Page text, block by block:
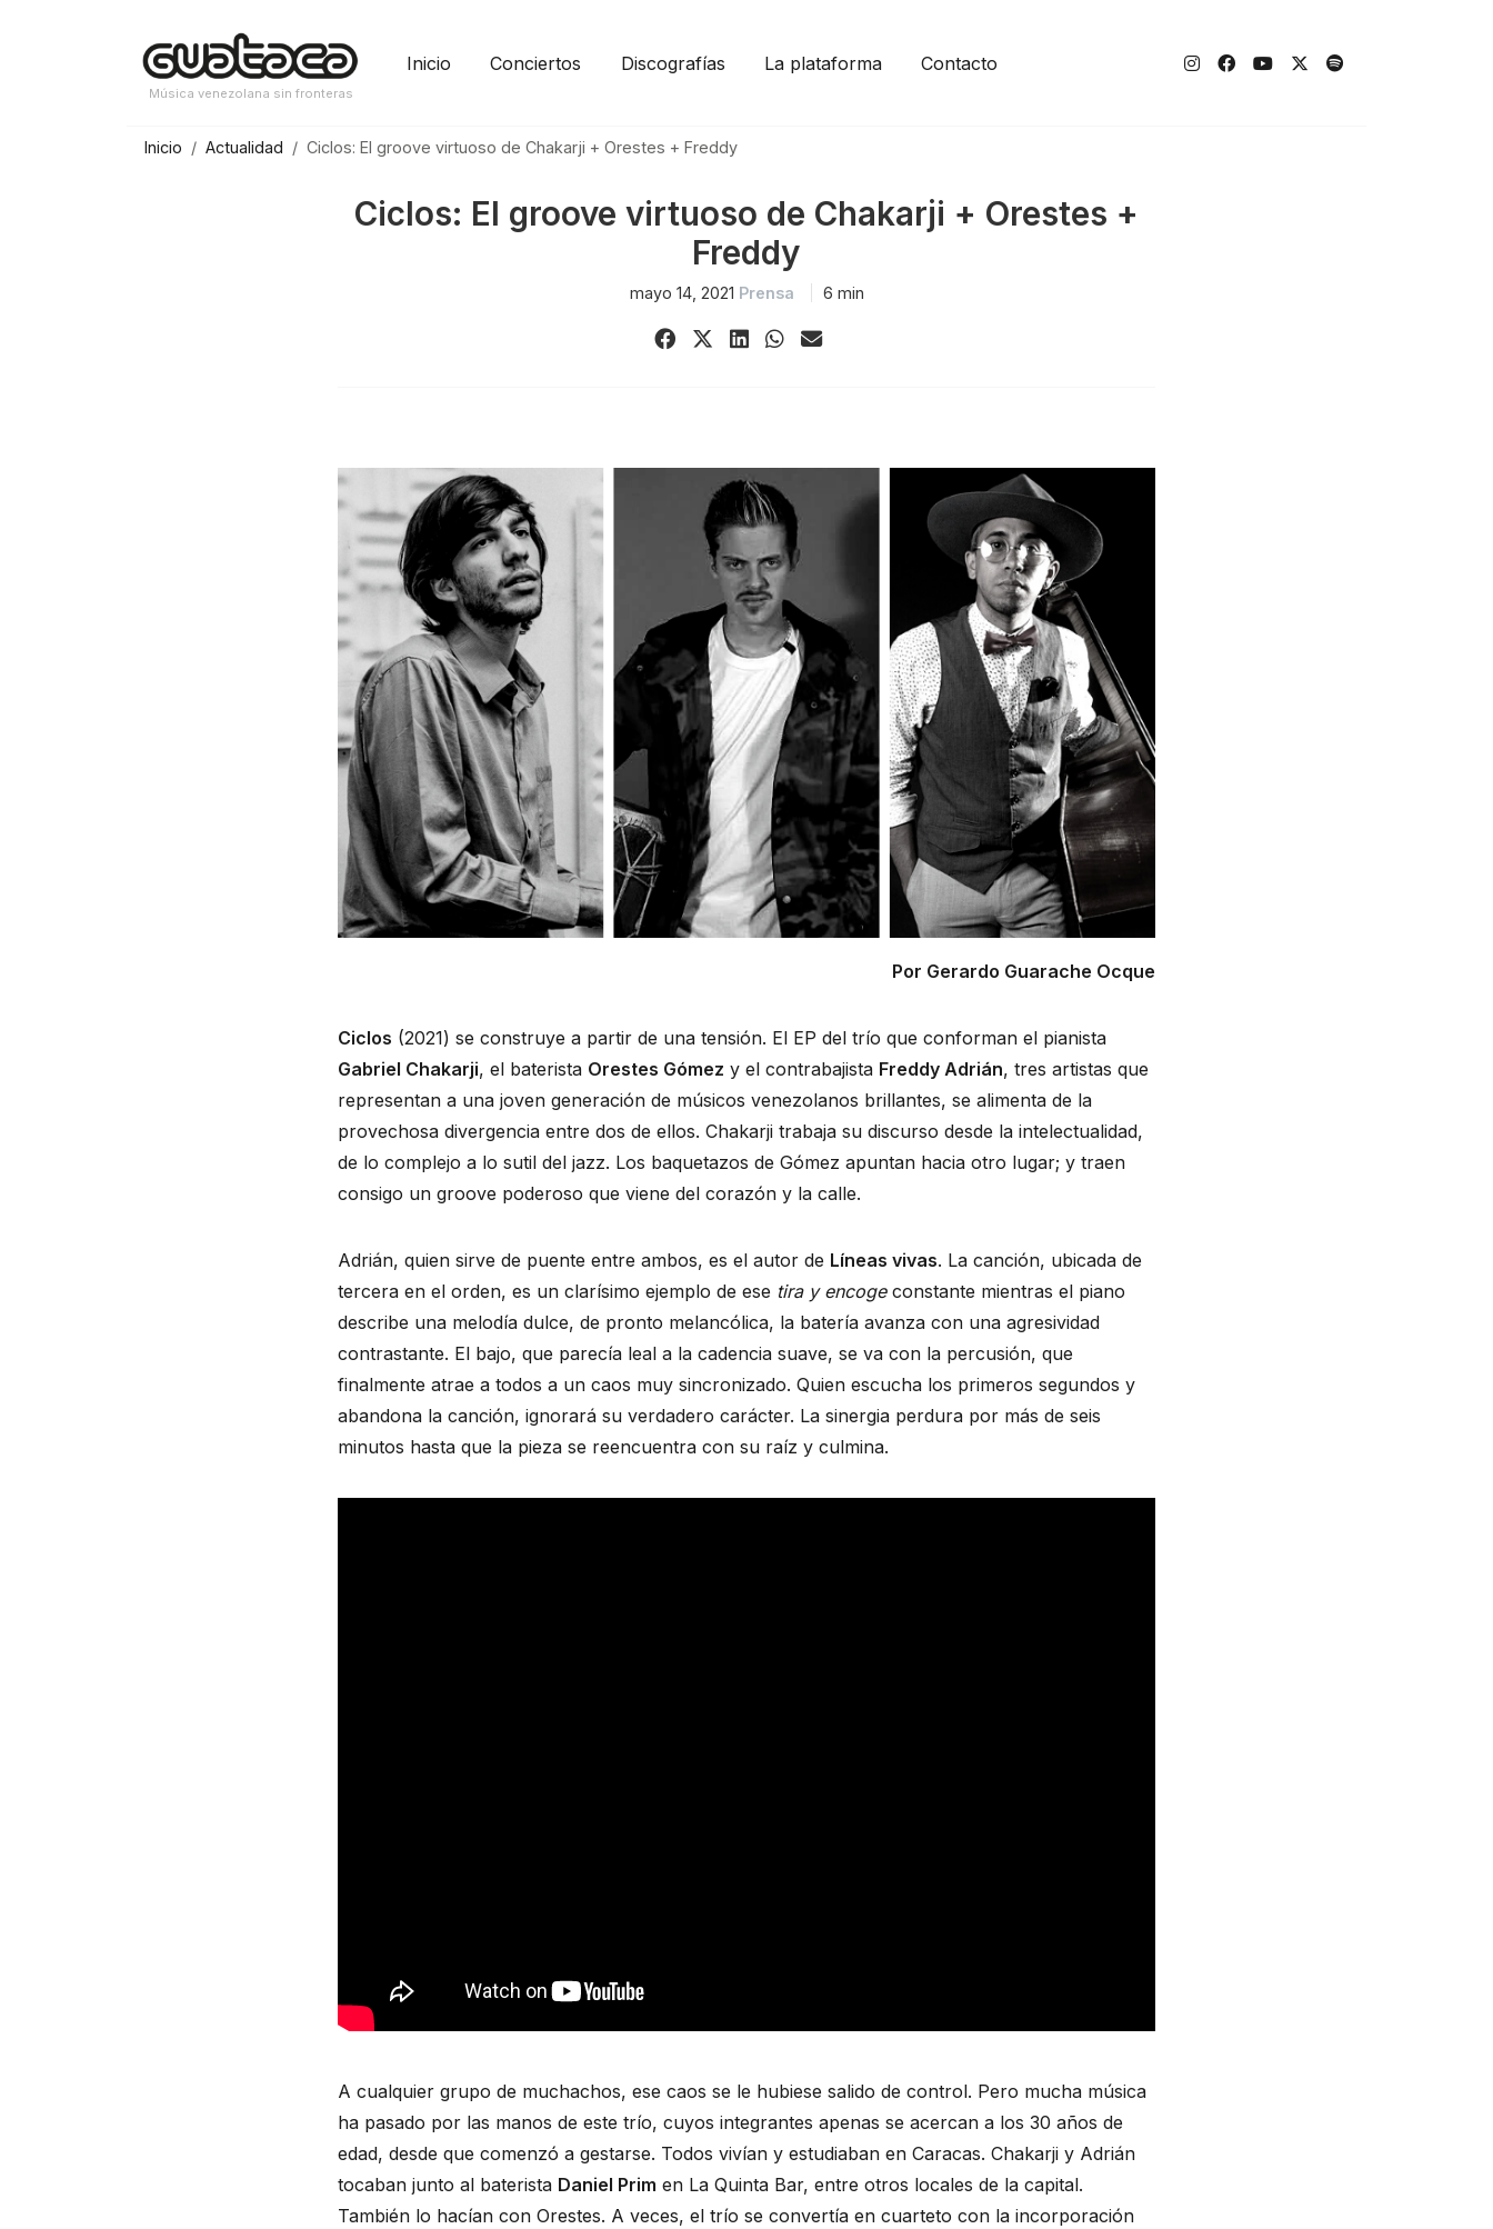
Música venezolana sin fronteras
Inicio Conciertos Discografías La plataforma Contacto
Inicio Actualidad Ciclos: El groove virtuoso de Chakarji + Orestes + Freddy
Ciclos: El groove virtuoso de Chakarji + Orestes +
Freddy
mayo 14, 2021 Prensa 6 min
Share Share ShareShareShare
Por Gerardo Guarache Ocque
Ciclos
Gabriel Chakarji, el baterista Orestes Gómez y el contrabajista Freddy Adrián, tres artistas que
representan a una joven generación de músicos venezolanos brillantes, se alimenta de la
provechosa divergencia entre dos de ellos. Chakarji trabaja su discurso desde la intelectualidad,
de lo complejo a lo sutil del jazz. Los baquetazos de Gómez apuntan hacia otro lugar; y traen
consigo un groove poderoso que viene del corazón y la calle.
Adrián, quien sirve de puente entre ambos, es el autor de Líneas vivas. La canción, ubicada de
tercera en el orden, es un clarísimo ejemplo de ese tira y encoge constante mientras el piano
describe una melodía dulce, de pronto melancólica, la batería avanza con una agresividad
contrastante. El bajo, que parecía leal a la cadencia suave, se va con la percusión, que
finalmente atrae a todos a un caos muy sincronizado. Quien escucha los primeros segundos y
abandona la canción, ignorará su verdadero carácter. La sinergia perdura por más de seis
minutos hasta que la pieza se reencuentra con su raíz y culmina.
A cualquier grupo de muchachos, ese caos se le hubiese salido de control. Pero mucha música
ha pasado por las manos de este trío, cuyos integrantes apenas se acercan a los 30 años de
edad, desde que comenzó a gestarse. Todos vivían y estudiaban en Caracas. Chakarji y Adrián
tocaban junto al baterista Daniel Prim en La Quinta Bar, entre otros locales de la capital.
También lo hacían con Orestes. A veces, el trío se convertía en cuarteto con la incorporación